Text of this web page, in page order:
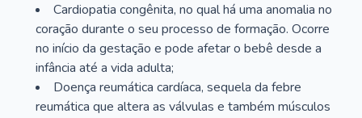
Cardiopatia congênita, no qual há uma anomalia no
coração durante o seu processo de formação. Ocorre
no início da gestação e pode afetar o bebê desde a
infância até a vida adulta;
Doença reumática cardíaca, sequela da febre
reumática que altera as válvulas e também músculos